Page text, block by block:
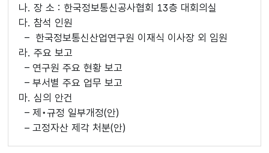
나. 장 소 : 한국정보통신공사협회 13층 대회의실
다. 참석 인원
– 한국정보통신산업연구원 이재식 이사장 외 임원
라. 주요 보고
– 연구원 주요 현황 보고
– 부서별 주요 업무 보고
마. 심의 안건
– 제•규정 일부개정(안)
– 고정자산 제각 처분(안)